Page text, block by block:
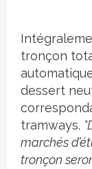
tronçon
dessert
tramways.
marchés
tronçon